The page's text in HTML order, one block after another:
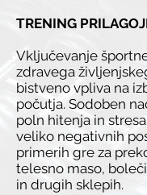
TRENING
Vključevanje
zdravega
bistveno vpliva na
počutja. Sodoben
poln hitenja in
veliko negativnih
primerih gre za
telesno maso,
in drugih sklepih.